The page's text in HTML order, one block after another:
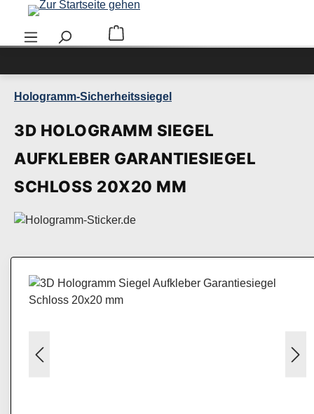
Zum Hauptinhalt springen
Warenkorb enthält 0 Positionen. Der
Hologramm-Sicherheitssiegel
3D HOLOGRAMM SIEGEL
AUFKLEBER GARANTIESIEGEL
SCHLOSS 20X20 MM
Bildergalerie überspringen